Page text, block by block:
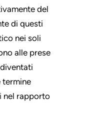
del
di questi
nei soli
alle prese
termine
nel rapporto